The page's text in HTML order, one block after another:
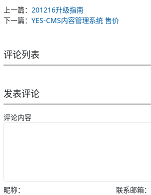
上一篇： 201216升级指南
下一篇： YES-CMS内容管理系统 售价
评论列表
发表评论
评论内容
昵称： 联系邮箱：